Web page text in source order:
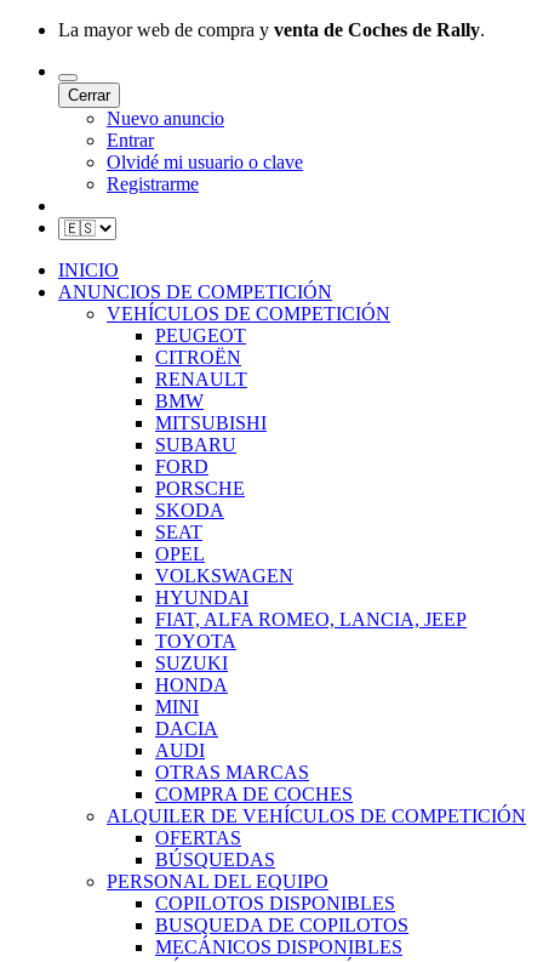
La mayor web de compra y venta de Coches de Rally.
Cerrar
Nuevo anuncio
Entrar
Olvidé mi usuario o clave
Registrarme
INICIO
ANUNCIOS DE COMPETICIÓN
VEHÍCULOS DE COMPETICIÓN
PEUGEOT
CITROËN
RENAULT
BMW
MITSUBISHI
SUBARU
FORD
PORSCHE
SKODA
SEAT
OPEL
VOLKSWAGEN
HYUNDAI
FIAT, ALFA ROMEO, LANCIA, JEEP
TOYOTA
SUZUKI
HONDA
MINI
DACIA
AUDI
OTRAS MARCAS
COMPRA DE COCHES
ALQUILER DE VEHÍCULOS DE COMPETICIÓN
OFERTAS
BÚSQUEDAS
PERSONAL DEL EQUIPO
COPILOTOS DISPONIBLES
BUSQUEDA DE COPILOTOS
MECÁNICOS DISPONIBLES